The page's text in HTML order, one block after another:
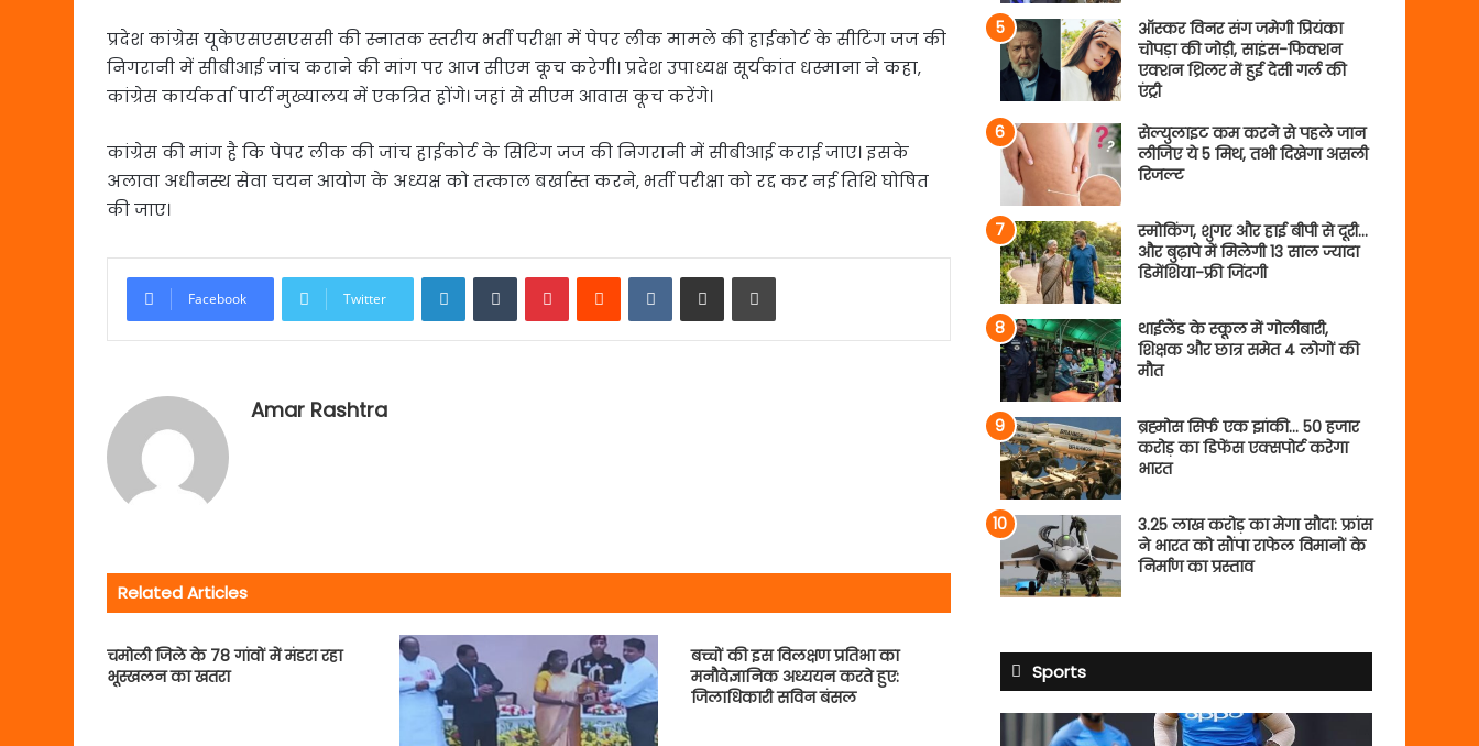
प्रदेश कांग्रेस यूकेएसएसएससी की स्नातक स्तरीय भर्ती परीक्षा में पेपर लीक मामले की हाईकोर्ट के सीटिंग जज की
निगरानी में सीबीआई जांच कराने की मांग पर आज सीएम कूच करेगी। प्रदेश उपाध्यक्ष सूर्यकांत धस्माना ने कहा,
कांग्रेस कार्यकर्ता पार्टी मुख्यालय में एकत्रित होंगे। जहां से सीएम आवास कूच करेंगे।
कांग्रेस की मांग है कि पेपर लीक की जांच हाईकोर्ट के सिटिंग जज की निगरानी में सीबीआई कराई जाए। इसके
अलावा अधीनस्थ सेवा चयन आयोग के अध्यक्ष को तत्काल बर्खास्त करने, भर्ती परीक्षा को रद्द कर नई तिथि घोषित
की जाए।
Facebook Twitter
LinkedInTumblrPinterestReddit VKontakte
Share via Email Print
Amar Rashtra
Related Articles
चमोली जिले के 78 गांवों में मंडरा रहा
भूस्खलन का खतरा
बच्चों की इस विलक्षण प्रतिभा का
मनौवेज्ञानिक अध्ययन करते हुए:
जिलाधिकारी सविन बंसल
ऑस्कर विनर संग जमेगी प्रियंका
चोपड़ा की जोड़ी, साइंस-फिक्शन
एक्शन थ्रिलर में हुई देसी गर्ल की
एंट्री
सेल्युलाइट कम करने से पहले जान
लीजिए ये 5 मिथ, तभी दिखेगा असली
रिजल्ट
स्मोकिंग, शुगर और हाई बीपी से दूरी…
और बुढ़ापे में मिलेगी 13 साल ज्यादा
डिमेंशिया-फ्री जिंदगी
थाईलैंड के स्कूल में गोलीबारी,
शिक्षक और छात्र समेत 4 लोगों की
मौत
ब्रह्मोस सिर्फ एक झांकी… 50 हजार
करोड़ का डिफेंस एक्सपोर्ट करेगा
भारत
3.25 लाख करोड़ का मेगा सौदा: फ्रांस
ने भारत को सौंपा राफेल विमानों के
निर्माण का प्रस्ताव
Sports